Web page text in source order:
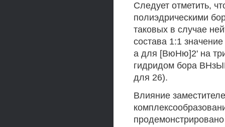
Следует отметить,
полиэдрическими
таковых в случае
состава 1:1
а для [ВюНю]2' на
гидридом бора
для 26).
Влияние